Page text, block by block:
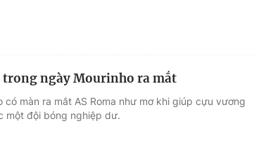
trong ngày Mourinho ra mắt
có màn ra mắt AS Roma như mơ khi giúp cựu vương
một đội bóng nghiệp dư.